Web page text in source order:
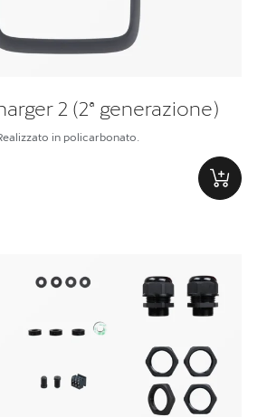
2 (2ª generazione)
in policarbonato.